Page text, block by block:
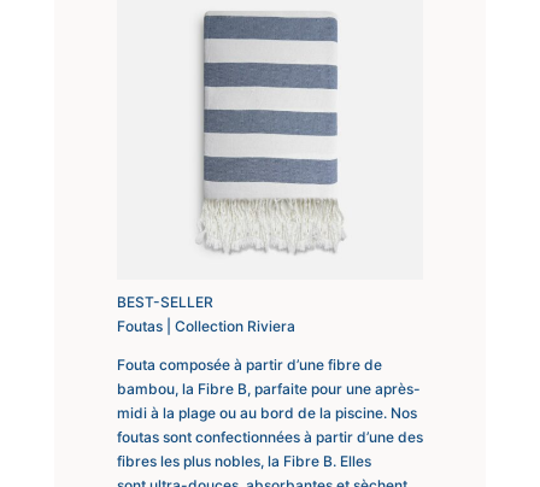
BEST-SELLER
Foutas | Collection Riviera
Fouta composée à partir d’une fibre de
bambou, la Fibre B, parfaite pour une après-
midi à la plage ou au bord de la piscine. Nos
foutas sont confectionnées à partir d’une des
fibres les plus nobles, la Fibre B. Elles